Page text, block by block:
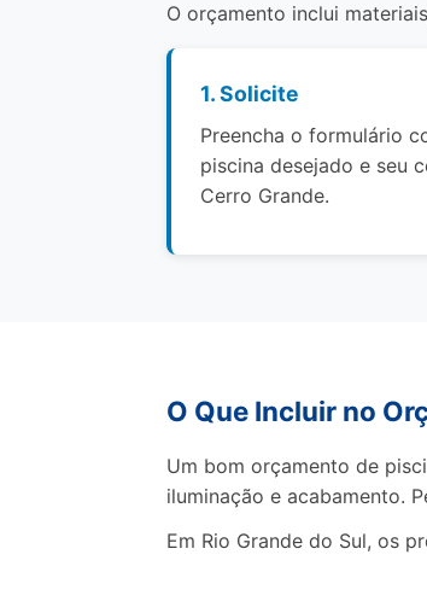
O orçamento inclui
1. Solicite
Preencha o formulário
piscina desejado e seu
Cerro Grande.
O Que Incluir no
Um bom orçamento de
iluminação e acabamento.
Em Rio Grande do Sul, os